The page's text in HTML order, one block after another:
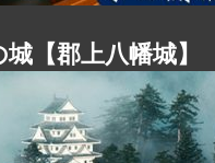
【郡上八幡城】